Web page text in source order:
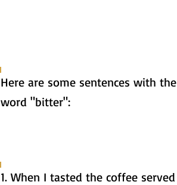
Here are some sentences with the
word "bitter":
1. When I tasted the coffee served